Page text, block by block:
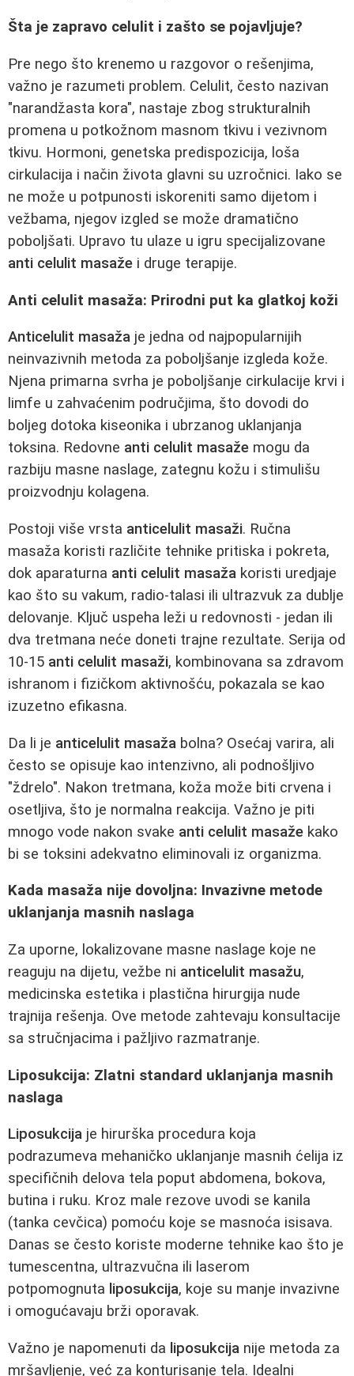
Šta je zapravo celulit i zašto se pojavljuje?
Pre nego što krenemo u razgovor o rešenjima,
važno je razumeti problem. Celulit, često nazivan
"narandžasta kora", nastaje zbog strukturalnih
promena u potkožnom masnom tkivu i vezivnom
tkivu. Hormoni, genetska predispozicija, loša
cirkulacija i način života glavni su uzročnici. Iako se
ne može u potpunosti iskoreniti samo dijetom i
vežbama, njegov izgled se može dramatično
poboljšati. Upravo tu ulaze u igru specijalizovane
anti celulit masaže i druge terapije.
Anti celulit masaža: Prirodni put ka glatkoj koži
Anticelulit masaža je jedna od najpopularnijih
neinvazivnih metoda za poboljšanje izgleda kože.
Njena primarna svrha je poboljšanje cirkulacije krvi i
limfe u zahvaćenim područjima, što dovodi do
boljeg dotoka kiseonika i ubrzanog uklanjanja
toksina. Redovne anti celulit masaže mogu da
razbiju masne naslage, zategnu kožu i stimulišu
proizvodnju kolagena.
Postoji više vrsta anticelulit masaži. Ručna
masaža koristi različite tehnike pritiska i pokreta,
dok aparaturna anti celulit masaža koristi uredjaje
kao što su vakum, radio-talasi ili ultrazvuk za dublje
delovanje. Ključ uspeha leži u redovnosti - jedan ili
dva tretmana neće doneti trajne rezultate. Serija od
10-15 anti celulit masaži, kombinovana sa zdravom
ishranom i fizičkom aktivnošću, pokazala se kao
izuzetno efikasna.
Da li je anticelulit masaža bolna? Osećaj varira, ali
često se opisuje kao intenzivno, ali podnošljivo
"ždrelo". Nakon tretmana, koža može biti crvena i
osetljiva, što je normalna reakcija. Važno je piti
mnogo vode nakon svake anti celulit masaže kako
bi se toksini adekvatno eliminovali iz organizma.
Kada masaža nije dovoljna: Invazivne metode
uklanjanja masnih naslaga
Za uporne, lokalizovane masne naslage koje ne
reaguju na dijetu, vežbe ni anticelulit masažu,
medicinska estetika i plastična hirurgija nude
trajnija rešenja. Ove metode zahtevaju konsultacije
sa stručnjacima i pažljivo razmatranje.
Liposukcija: Zlatni standard uklanjanja masnih
naslaga
Liposukcija je hirurška procedura koja
podrazumeva mehaničko uklanjanje masnih ćelija iz
specifičnih delova tela poput abdomena, bokova,
butina i ruku. Kroz male rezove uvodi se kanila
(tanka cevčica) pomoću koje se masnoća isisava.
Danas se često koriste moderne tehnike kao što je
tumescentna, ultrazvučna ili laserom
potpomognuta liposukcija, koje su manje invazivne
i omogućavaju brži oporavak.
Važno je napomenuti da liposukcija nije metoda za
mršavljenje, već za konturisanje tela. Idealni